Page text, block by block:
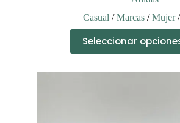
Casual /Marcas/Mujer/
Seleccionarproducto
tiene